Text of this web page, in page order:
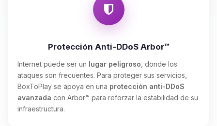
Protección Anti-DDoS Arbor™
Internet puede ser un lugar peligroso , donde los
ataques son frecuentes. Para proteger sus servicios,
BoxToPlay se apoya en una protección anti-DDoS
avanzada con Arbor™ para reforzar la estabilidad de su
infraestructura.